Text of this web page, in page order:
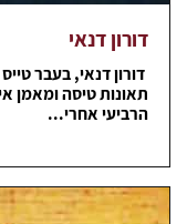
דורון דנאי
דורון דנאי, בעבר
תאונות טיסה ומאמן
הרביעי אחרי...